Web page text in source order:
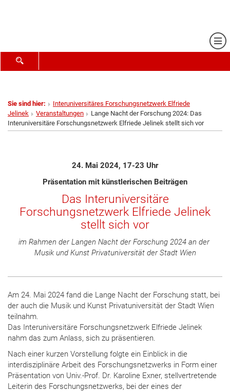
SUCHFORMULAR ÖFFNEN
Sie sind hier:
Interuniversitäres Forschungsnetzwerk Elfriede
Jelinek
Veranstaltungen
Lange Nacht der Forschung 2024: Das
Interuniversitäre Forschungsnetzwerk Elfriede Jelinek stellt sich vor
24. Mai 2024, 17-23 Uhr
Präsentation mit künstlerischen Beiträgen
Das Interuniversitäre
Forschungsnetzwerk Elfriede Jelinek
stellt sich vor
im Rahmen der Langen Nacht der Forschung 2024 an der
Musik und Kunst Privatuniversität der Stadt Wien
Am 24. Mai 2024 fand die Lange Nacht der Forschung statt, bei
der auch die Musik und Kunst Privatuniversität der Stadt Wien
teilnahm.
Das Interuniversitäre Forschungsnetzwerk Elfriede Jelinek
nahm das zum Anlass, sich zu präsentieren.
Nach einer kurzen Vorstellung folgte ein Einblick in die
interdisziplinäre Arbeit des Forschungsnetzwerks in Form einer
Präsentation von Univ.-Prof. Dr. Karoline Exner, stellvertretende
Leiterin des Forschungsnetzwerks, bei der eines der